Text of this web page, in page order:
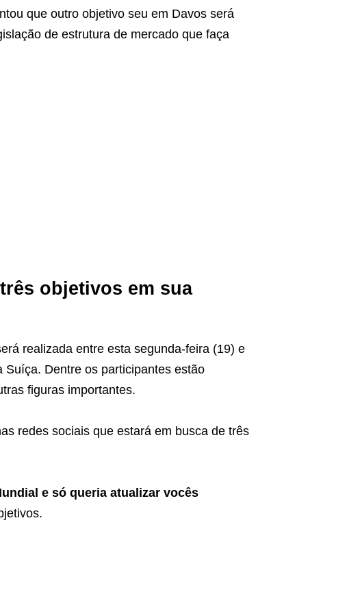
que outro objetivo seu em Davos será
de estrutura de mercado que faça
objetivos em sua
realizada entre esta segunda-feira (19) e
Suíça. Dentre os participantes estão
figuras importantes.
redes sociais que estará em busca de três
e só queria atualizar vocês